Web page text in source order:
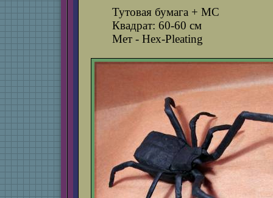
Тутовая бумага + MC
Квадрат: 60-60 см
Мет - Hex-Pleating